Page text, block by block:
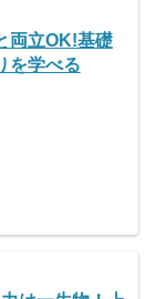
両立OK!基礎
を学べる